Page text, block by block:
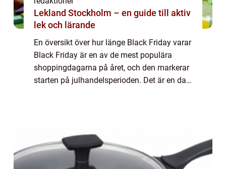
Lekland Stockholm – en guide till aktiv
lek och lärande
En översikt över hur länge Black Friday varar
Black Friday är en av de mest populära
shoppingdagarna på året, och den markerar
starten på julhandelsperioden. Det är en dag